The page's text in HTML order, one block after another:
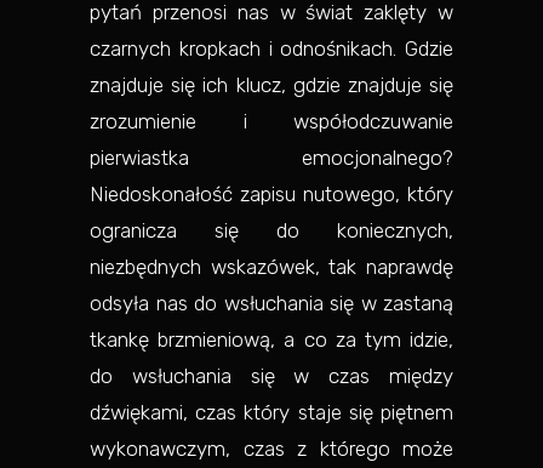
pytań przenosi nas w świat zaklęty w
czarnych kropkach i odnośnikach. Gdzie
znajduje się ich klucz, gdzie znajduje się
zrozumienie i współodczuwanie
pierwiastka emocjonalnego?
Niedoskonałość zapisu nutowego, który
ogranicza się do koniecznych,
niezbędnych wskazówek, tak naprawdę
odsyła nas do wsłuchania się w zastaną
tkankę brzmieniową, a co za tym idzie,
do wsłuchania się w czas między
dźwiękami, czas który staje się piętnem
wykonawczym, czas z którego może